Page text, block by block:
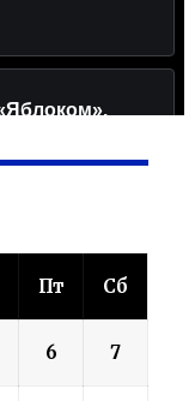
Пт Сб
6 7